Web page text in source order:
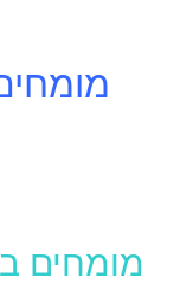
מומחים ב